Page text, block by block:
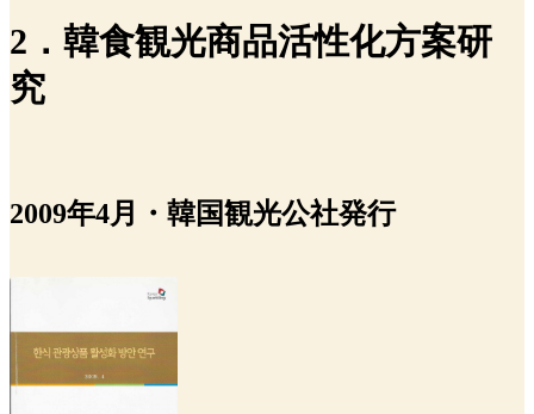
2．韓食観光商品活性化方案研
究
2009年4月・韓国観光公社発行